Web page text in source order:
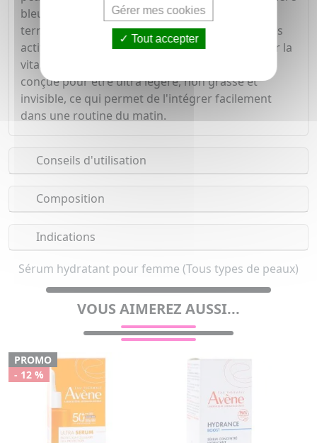
bleue et stress oxydatif), responsables du teint
terne et du vieillissement prématuré. Grâce à ses
actifs antioxydants, il contribue ainsi à préserver la
vitalité de la peau au quotidien. Sa texture est
conçue pour être ultra légère, non grasse et
invisible, ce qui permet de l'intégrer facilement
dans une routine du matin.
Conseils d'utilisation
Composition
Indications
Sérum hydratant pour femme (Tous types de peaux)
VOUS AIMEREZ AUSSI...
PROMO
- 12 %
Gérer mes cookies
Tout accepter